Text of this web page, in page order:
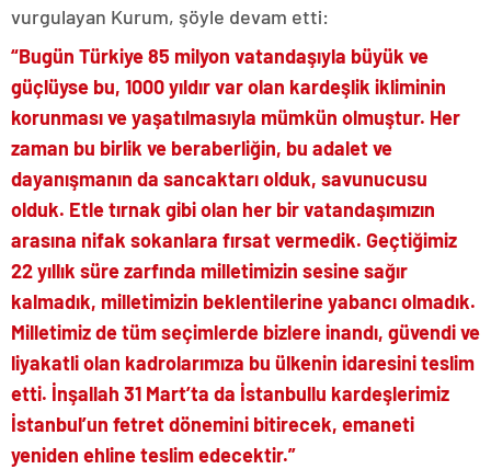
vurgulayan Kurum, şöyle devam etti:
“Bugün Türkiye 85 milyon vatandaşıyla büyük ve
güçlüyse bu, 1000 yıldır var olan kardeşlik ikliminin
korunması ve yaşatılmasıyla mümkün olmuştur. Her
zaman bu birlik ve beraberliğin, bu adalet ve
dayanışmanın da sancaktarı olduk, savunucusu
olduk. Etle tırnak gibi olan her bir vatandaşımızın
arasına nifak sokanlara fırsat vermedik. Geçtiğimiz
22 yıllık süre zarfında milletimizin sesine sağır
kalmadık, milletimizin beklentilerine yabancı olmadık.
Milletimiz de tüm seçimlerde bizlere inandı, güvendi ve
liyakatli olan kadrolarımıza bu ülkenin idaresini teslim
etti. İnşallah 31 Mart’ta da İstanbullu kardeşlerimiz
İstanbul’un fetret dönemini bitirecek, emaneti
yeniden ehline teslim edecektir.”